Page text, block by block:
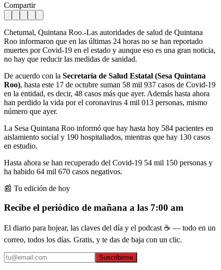
Compartir
Chetumal, Quintana Roo.-Las autoridades de salud de Quintana
Roo informaron que en las últimas 24 horas no se han reportado
muertes por Covid-19 en el estado y aunque eso es una gran noticia,
no hay que reducir las medidas de sanidad.
De acuerdo con la Secretaría de Salud Estatal (Sesa Quintana
Roo), hasta este 17 de octubre suman 58 mil 937 casos de Covid-19
en la entidad, es decir, 48 casos más que ayer. Además hasta ahora
han perdido la vida por el coronavirus 4 mil 013 personas, mismo
número que ayer.
La Sesa Quintana Roo informó que hay hasta hoy 584 pacientes en
aislamiento social y 190 hospitaliados, mientras que hay 130 casos
en estudio.
Hasta ahora se han recuperado del Covid-19 54 mil 150 personas y
ha habido 64 mil 670 casos negativos.
📰 Tu edición de hoy
Recibe el periódico de mañana a las 7:00 am
El diario para hojear, las claves del día y el podcast ☕ — todo en un
correo, todos los días. Gratis, y te das de baja con un clic.
Suscribirme